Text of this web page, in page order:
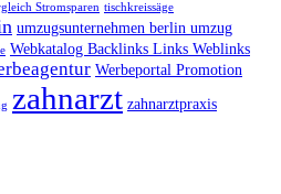
Stromsparen tischkreissäge
umzugsunternehmen berlin umzug
Webkatalog Backlinks Links Weblinks
Werbeportal Promotion
zahnarzt zahnarztpraxis